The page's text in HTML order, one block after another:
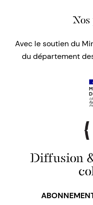
Nos
Avec le soutien du
du département
Diffusion